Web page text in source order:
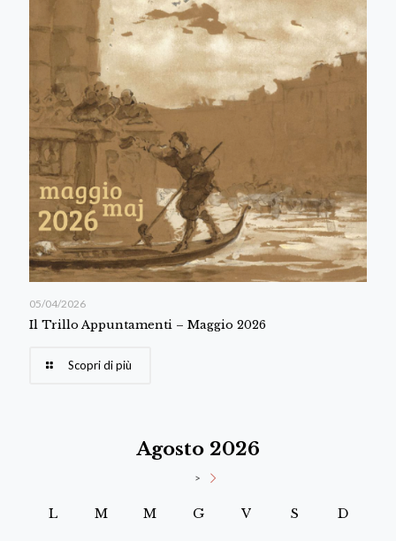
05/04/2026
Il Trillo Appuntamenti – Maggio 2026
Scopri di più
Agosto 2026
>
L M M G V S D